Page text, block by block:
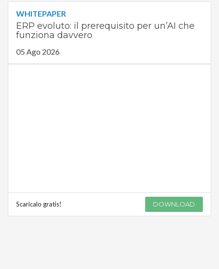
WHITEPAPER
ERP evoluto: il prerequisito per un’AI che
funziona davvero
05 Ago 2026
Scaricalo gratis! DOWNLOAD